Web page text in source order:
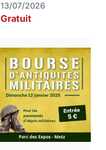
13/07/2026
Gratuit